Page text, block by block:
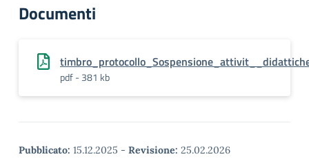
Documenti
pdf - 381 kb
Pubblicato: 15.12.2025 - Revisione: 25.02.2026